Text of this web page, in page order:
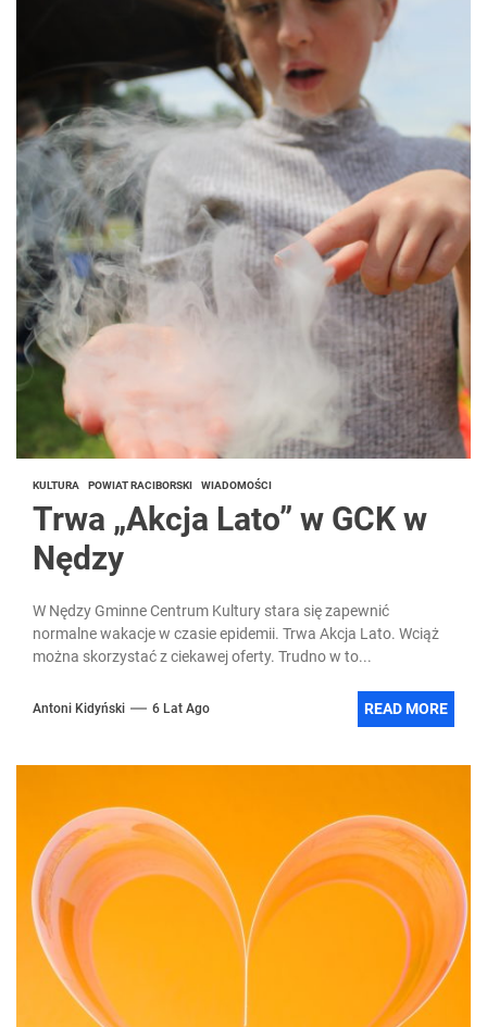
KULTURA POWIAT RACIBORSKI WIADOMOŚCI
Trwa „Akcja Lato” w GCK w
Nędzy
W Nędzy Gminne Centrum Kultury stara się zapewnić
normalne wakacje w czasie epidemii. Trwa Akcja Lato. Wciąż
można skorzystać z ciekawej oferty. Trudno w to...
Antoni Kidyński 6 Lat Ago READ MORE